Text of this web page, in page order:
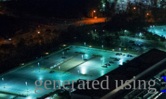
generated using